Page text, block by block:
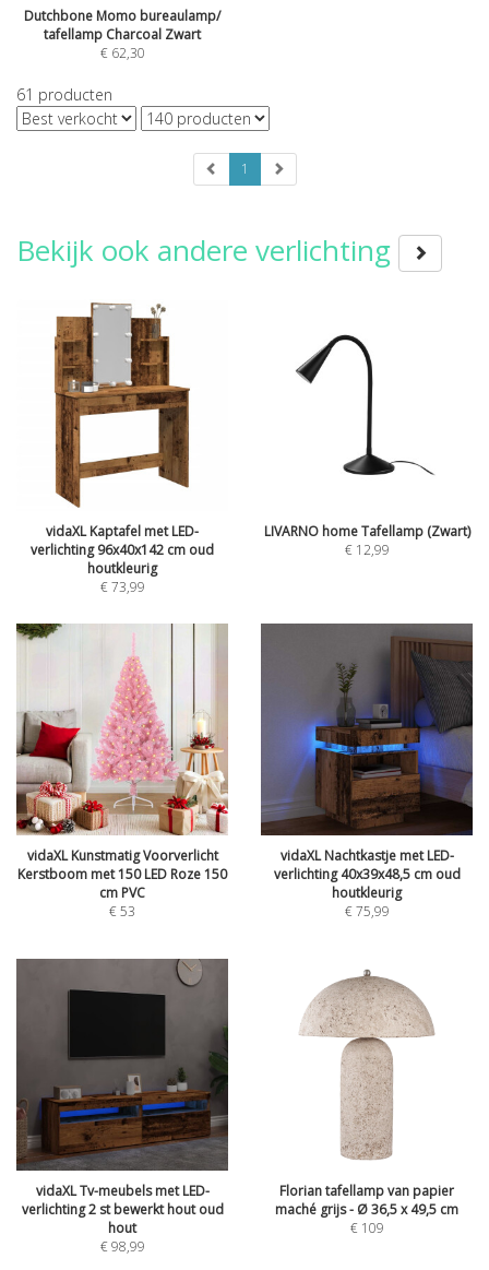
Dutchbone Momo bureaulamp/
tafellamp Charcoal Zwart
€ 62,30
61 producten
1
Bekijk ook andere verlichting
vidaXL Kaptafel met LED-
verlichting 96x40x142 cm oud
houtkleurig
€73,99
LIVARNO home Tafellamp (Zwart)
€ 12,99
vidaXL Kunstmatig Voorverlicht
Kerstboom met 150 LED Roze 150
cm PVC
€53
vidaXL Nachtkastje met LED-
verlichting 40x39x48,5 cm oud
houtkleurig
€75,99
vidaXL Tv-meubels met LED-
verlichting 2 st bewerkt hout oud
hout
€98,99
Florian tafellamp van papier
maché grijs - Ø 36,5 x 49,5 cm
€ 109